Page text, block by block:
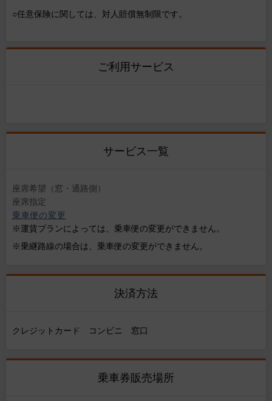
○任意保険に関しては、対人賠償無制限です。
ご利用サービス
サービス一覧
座席希望（窓・通路側）
座席指定
乗車便の変更
※運賃プランによっては、乗車便の変更ができません。
※乗継路線の場合は、乗車便の変更ができません。
決済方法
クレジットカード コンビニ 窓口
乗車券販売場所